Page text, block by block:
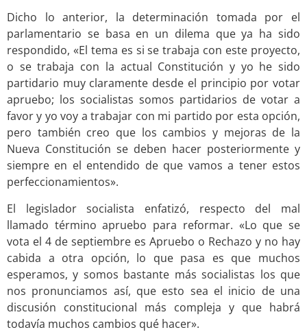
Dicho lo anterior, la determinación tomada por el
parlamentario se basa en un dilema que ya ha sido
respondido, «El tema es si se trabaja con este proyecto,
o se trabaja con la actual Constitución y yo he sido
partidario muy claramente desde el principio por votar
apruebo; los socialistas somos partidarios de votar a
favor y yo voy a trabajar con mi partido por esta opción,
pero también creo que los cambios y mejoras de la
Nueva Constitución se deben hacer posteriormente y
siempre en el entendido de que vamos a tener estos
perfeccionamientos».
El legislador socialista enfatizó, respecto del mal
llamado término apruebo para reformar. «Lo que se
vota el 4 de septiembre es Apruebo o Rechazo y no hay
cabida a otra opción, lo que pasa es que muchos
esperamos, y somos bastante más socialistas los que
nos pronunciamos así, que esto sea el inicio de una
discusión constitucional más compleja y que habrá
todavía muchos cambios qué hacer».